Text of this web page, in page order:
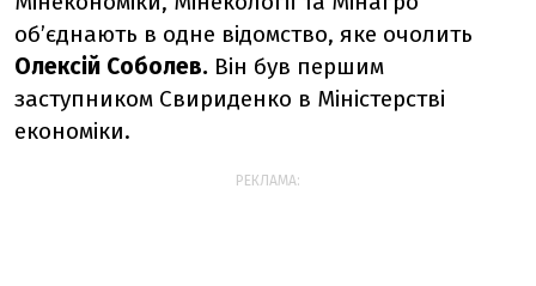
обʼєднають в одне відомство, яке очолить
Олексій Соболев. Він був першим
заступником Свириденко в Міністерстві
економіки.
РЕКЛАМА: